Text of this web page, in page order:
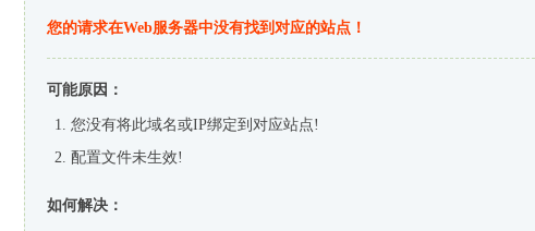
您的请求在Web服务器中没有找到对应的站点！
可能原因：
您没有将此域名或IP绑定到对应站点!
配置文件未生效!
如何解决：